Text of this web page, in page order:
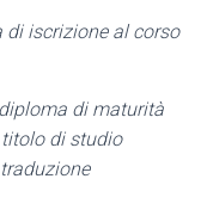
di iscrizione al corso
di maturità
di studio